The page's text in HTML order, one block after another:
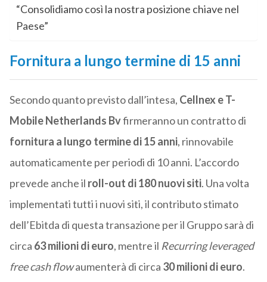
“Consolidiamo così la nostra posizione chiave nel
Paese”
Fornitura a lungo termine di 15 anni
Secondo quanto previsto dall’intesa, Cellnex e T-
Mobile Netherlands Bvfirmeranno un contratto di
fornitura a lungo termine di 15 anni, rinnovabile
automaticamente per periodi di 10 anni. L’accordo
prevede anche il roll-out di 180 nuovi siti. Una volta
implementati tutti i nuovi siti, il contributo stimato
dell’Ebitda di questa transazione per il Gruppo sarà di
circa 63 milioni di euro, mentre il Recurring leveraged
free cash flowaumenterà di circa 30 milioni di euro.